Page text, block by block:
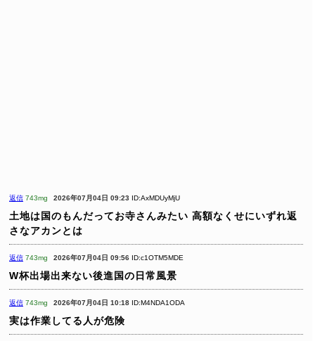
返信 743mg 2026年07月04日 09:23 ID:AxMDUyMjU
土地は国のもんだってお寺さんみたい 高額なくせにいずれ返
さなアカンとは
返信 743mg 2026年07月04日 09:56 ID:c1OTM5MDE
W杯出場出来ない後進国の日常風景
返信 743mg 2026年07月04日 10:18 ID:M4NDA1ODA
実は作業してる人が危険